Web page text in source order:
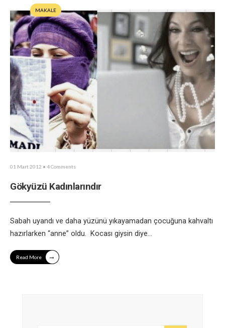
MAKALE
01 Mart 2012 • 4 Comments
Gökyüzü Kadınlarındır
Sabah uyandı ve daha yüzünü yıkayamadan çocuğuna kahvaltı
hazırlarken “anne” oldu. Kocası giysin diye...
Read More →